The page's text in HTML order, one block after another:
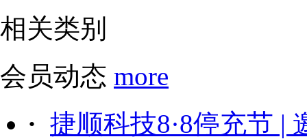
相关类别
会员动态 more
· 捷顺科技8·8停充节 |